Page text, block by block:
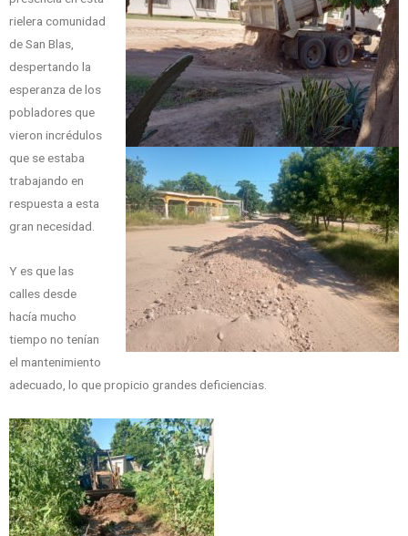
rielera comunidad
de San Blas,
despertando la
esperanza de los
pobladores que
vieron incrédulos
que se estaba
trabajando en
respuesta a esta
gran necesidad.
Y es que las
calles desde
hacía mucho
tiempo no tenían
el mantenimiento
adecuado, lo que propicio grandes deficiencias.